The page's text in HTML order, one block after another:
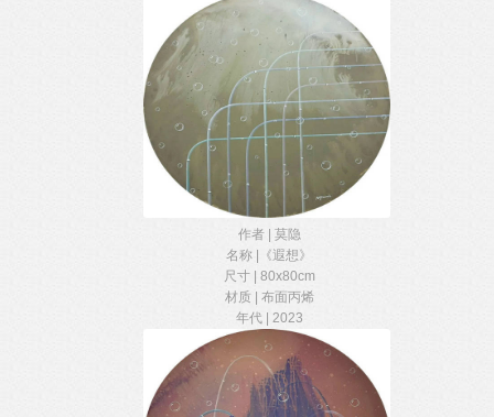
作者 | 莫隐
名称 |《遐想》
尺寸 | 80x80cm
材质 | 布面丙烯
年代 | 2023